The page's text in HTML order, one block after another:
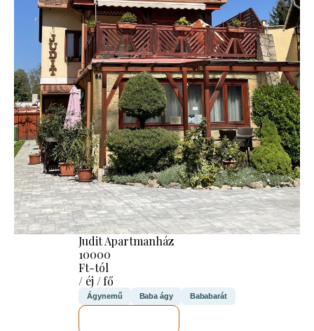
Judit Apartmanház
10000
Ft-tól
/ éj / fő
Ágynemű Baba ágy Bababarát